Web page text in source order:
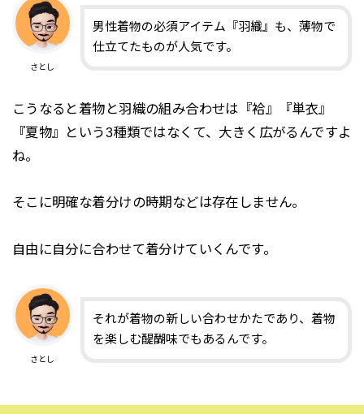
さとし
男性着物の必須アイテム『羽織』も、薄物で
仕立てたものが人気です。
こうなると着物と羽織の組み合わせは『袷』『単衣』
『夏物』という3種類ではなくて、大きく広がるんですよ
ね。
そこに明確な着分けの時期などは存在しません。
自由に自分に合わせて着分けていくんです。
さとし
それが着物の新しい合わせかたであり、着物
を楽しむ醍醐味でもあるんです。